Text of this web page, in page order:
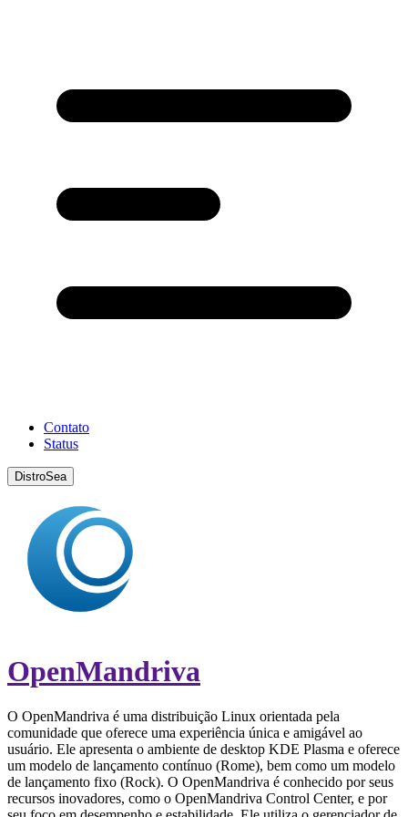
Contato
Status
DistroSea
OpenMandriva
O OpenMandriva é uma distribuição Linux orientada pela
comunidade que oferece uma experiência única e amigável ao
usuário. Ele apresenta o ambiente de desktop KDE Plasma e oferece
um modelo de lançamento contínuo (Rome), bem como um modelo
de lançamento fixo (Rock). O OpenMandriva é conhecido por seus
recursos inovadores, como o OpenMandriva Control Center, e por